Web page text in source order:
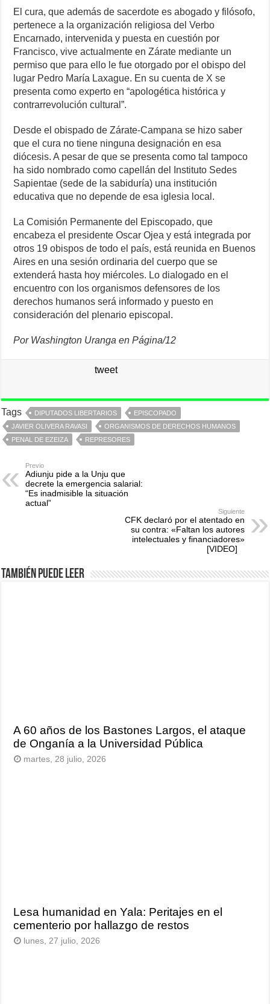
El cura, que además de sacerdote es abogado y filósofo,
pertenece a la organización religiosa del Verbo
Encarnado, intervenida y puesta en cuestión por
Francisco, vive actualmente en Zárate mediante un
permiso que para ello le fue otorgado por el obispo del
lugar Pedro María Laxague. En su cuenta de X se
presenta como experto en “apologética histórica y
contrarrevolución cultural”.
Desde el obispado de Zárate-Campana se hizo saber
que el cura no tiene ninguna designación en esa
diócesis. A pesar de que se presenta como tal tampoco
ha sido nombrado como capellán del Instituto Sedes
Sapientae (sede de la sabiduría) una institución
educativa que no depende de esa iglesia local.
La Comisión Permanente del Episcopado, que
encabeza el presidente Oscar Ojea y está integrada por
otros 19 obispos de todo el país, está reunida en Buenos
Aires en una sesión ordinaria del cuerpo que se
extenderá hasta hoy miércoles. Lo dialogado en el
encuentro con los organismos defensores de los
derechos humanos será informado y puesto en
consideración del plenario episcopal.
Por Washington Uranga en Página/12
tweet
Tags DIPUTADOS LIBERTARIOS
EPISCOPADO
JAVIER OLIVERA RAVASI
ORGANISMOS DE DERECHOS HUMANOS
PENAL DE EZEIZA
REPRESORES
Previo
Adiunju pide a la Unju que
decrete la emergencia salarial:
“Es inadmisible la situación
actual”
Siguiente
CFK declaró por el atentado en
su contra: «Faltan los autores
intelectuales y financiadores»
[VIDEO]
También puede leer
A 60 años de los Bastones Largos, el ataque
de Onganía a la Universidad Pública
martes, 28 julio, 2026
Lesa humanidad en Yala: Peritajes en el
cementerio por hallazgo de restos
lunes, 27 julio, 2026